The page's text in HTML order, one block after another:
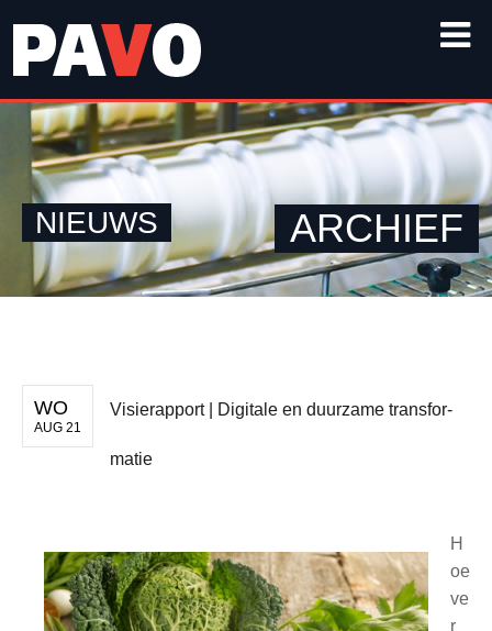
NIEUWS ARCHIEF
WO
AUG 21
Visierap­port | Digitale en duurzame transfor­
matie
H
oe
ve
r